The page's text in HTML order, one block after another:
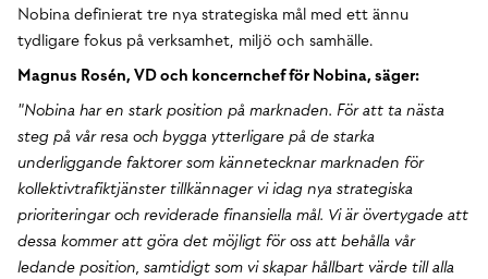
Nobina definierat tre nya strategiska mål med ett ännu
tydligare fokus på verksamhet, miljö och samhälle.
Magnus Rosén, VD och koncernchef för Nobina, säger:
"Nobina har en stark position på marknaden. För att ta nästa
steg på vår resa och bygga ytterligare på de starka
underliggande faktorer som kännetecknar marknaden för
kollektivtrafiktjänster tillkännager vi idag nya strategiska
prioriteringar och reviderade finansiella mål. Vi är övertygade att
dessa kommer att göra det möjligt för oss att behålla vår
ledande position, samtidigt som vi skapar hållbart värde till alla